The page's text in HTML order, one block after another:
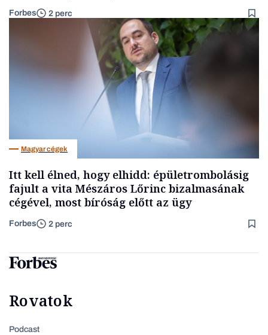
Forbes 2 perc
Magyar cégek
Itt kell élned, hogy elhidd: épületrombolásig
fajult a vita Mészáros Lőrinc bizalmasának
cégével, most bíróság előtt az ügy
Forbes 2 perc
Rovatok
Podcast